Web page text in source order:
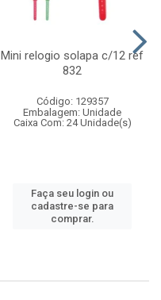
Mini relogio solapa c/12 ref
832
Código: 129357
Embalagem: Unidade
Caixa Com: 24 Unidade(s)
Faça seu login ou
cadastre-se para
comprar.